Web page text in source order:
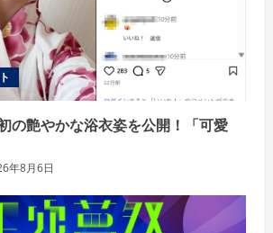
の艶やかな浴衣姿を公開！「可愛
年8月6日